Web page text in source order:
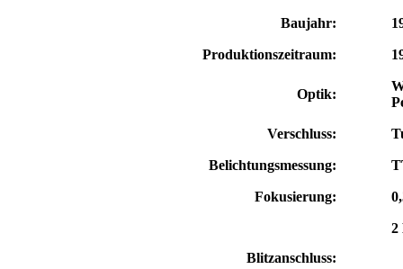
Baujahr:
Produktionszeitraum:
Optik:
Verschluss:
Belichtungsmessung:
Fokusierung:
Blitzanschluss:
2